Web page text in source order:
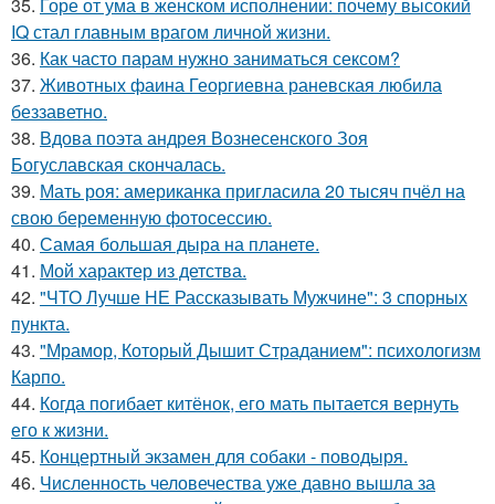
IQ стал главным врагом личной жизни.
36. Как часто парам нужно заниматься сексом?
37. Животных фаина Георгиевна раневская любила
беззаветно.
38. Вдова поэта андрея Вознесенского Зоя
Богуславская скончалась.
39. Мать роя: американка пригласила 20 тысяч пчёл на
свою беременную фотосессию.
40. Самая большая дыра на планете.
41. Мой характер из детства.
42. "ЧТО Лучше НЕ Рассказывать Мужчине": 3 спорных
пункта.
43. "Мрамор, Который Дышит Страданием": психологизм
Карпо.
44. Когда погибает китёнок, его мать пытается вернуть
его к жизни.
45. Концертный экзамен для собаки - поводыря.
46. Численность человечества уже давно вышла за